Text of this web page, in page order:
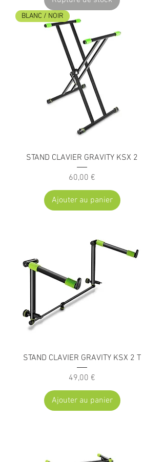
BLANC / NOIR
STAND CLAVIER GRAVITY KSX 2
Prix
60,00 €
Ajouter au panier
STAND CLAVIER GRAVITY KSX 2 T
Prix
49,00 €
Ajouter au panier